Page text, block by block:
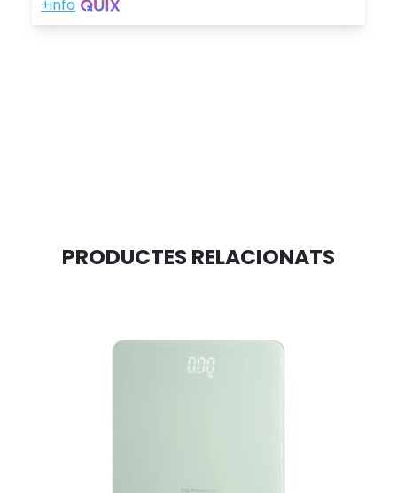
PRODUCTES RELACIONATS